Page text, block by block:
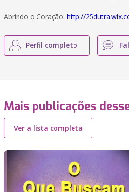
Abrindo o Coração: http://
Perfil completo
Mais publicações
Ver a lista completa